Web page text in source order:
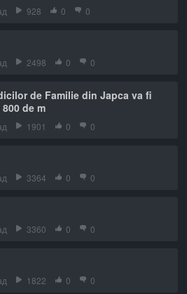
928 0 0
2498 0 0
de Familie din Japca va fi
de m
1901 0 0
3364 0 0
3360 0 0
1822 0 0